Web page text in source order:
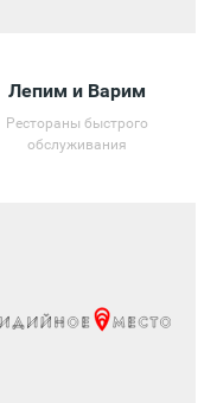
Лепим и Варим
Рестораны быстрого
обслуживания